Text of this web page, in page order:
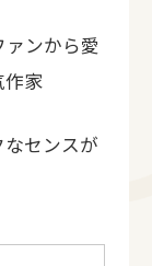
ンから愛
作家
センスが